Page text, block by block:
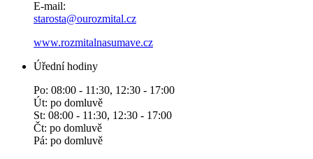
E-mail:
starosta@ourozmital.cz
www.rozmitalnasumave.cz
Úřední hodiny
Po: 08:00 - 11:30, 12:30 - 17:00
Út: po domluvě
St: 08:00 - 11:30, 12:30 - 17:00
Čt: po domluvě
Pá: po domluvě